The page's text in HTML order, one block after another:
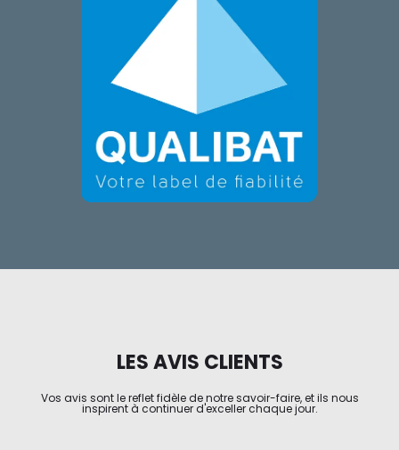
LES AVIS CLIENTS
Vos avis sont le reflet fidèle de notre savoir-faire, et ils nous
inspirent à continuer d'exceller chaque jour.